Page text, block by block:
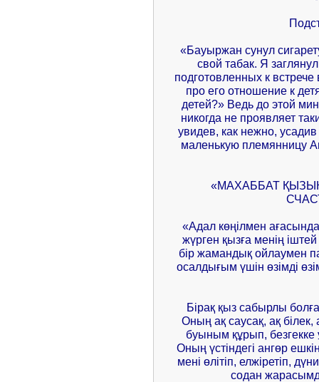
«Бауыржан сунул
свой табак. Я
подготовленных к
про его отношение к
детей?» Ведь до этой
никогда не проявляет
увидев, как нежно,
маленькую племянницу
«МАХАББАТ
«Адал көңілмен
жүрген қызға менің
бір жамандық ойлаумен
осалдығым үшін өзімді
Бірақ қыз сабырлы
Оның ақ саусақ, ақ
буыным құрып,
Оның үстіндегі ангөр
мені өлітіп, елжіретіп,
содан